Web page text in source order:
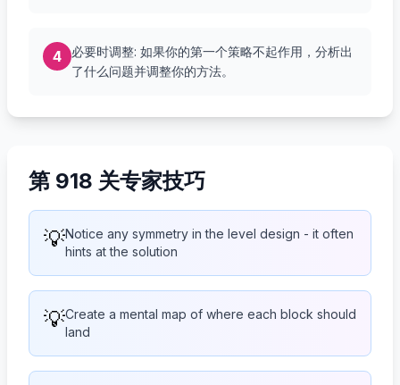
4
必要时调整: 如果你的第一个策略不起作用，分析出
了什么问题并调整你的方法。
第 918 关专家技巧
💡Notice any symmetry in the level design - it often
hints at the solution
💡Create a mental map of where each block should
land